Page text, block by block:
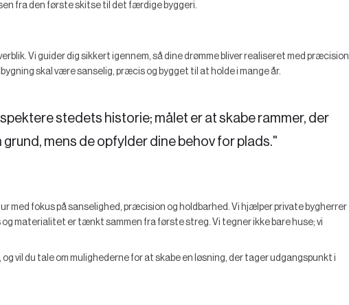
fra den første skitse til det færdige byggeri.
Vi guider dig sikkert igennem, så dine drømme bliver realiseret med præcision
skal være sanselig, præcis og bygget til at holde i mange år.
stedets historie; målet er at skabe rammer, der
mens de opfylder dine behov for plads."
med fokus på sanselighed, præcision og holdbarhed. Vi hjælper private bygherrer
og materialitet er tænkt sammen fra første streg. Vi tegner ikke bare huse; vi
vil du tale om mulighederne for at skabe en løsning, der tager udgangspunkt i